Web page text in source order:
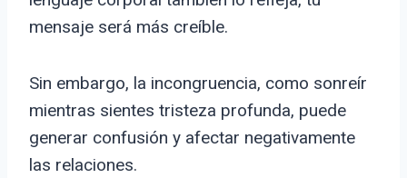
mensaje será más creíble.
Sin embargo, la incongruencia, como sonreír
mientras sientes tristeza profunda, puede
generar confusión y afectar negativamente
las relaciones.